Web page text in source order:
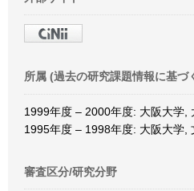
所属 (過去の研究課題情報に基づ
1999年度 – 2000年度: 大阪大学,
1995年度 – 1998年度: 大阪大学,
審査区分/研究分野